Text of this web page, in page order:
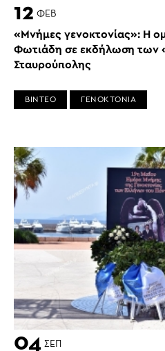
12 ΦΕΒ
«Μνήμες γενοκτονίας»: Η
Φωτιάδη σε εκδήλωση των
Σταυρούπολης
ΒΙΝΤΕΟ ΓΕΝΟΚΤΟΝΙΑ
04 ΣΕΠ